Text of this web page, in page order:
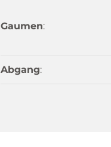
Gaumen:
Abgang: